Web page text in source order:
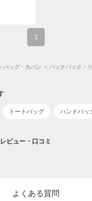
1
バッグ・カバン バックパック・
トートバッグ ハンドバッ
ビュー・口コミ
よくある質問